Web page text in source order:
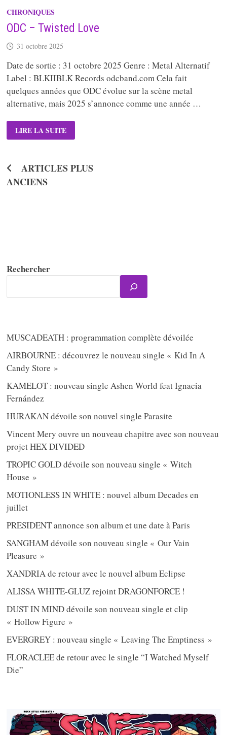
CHRONIQUES
ODC – Twisted Love
31 octobre 2025
Date de sortie : 31 octobre 2025 Genre : Metal Alternatif
Label : BLKIIBLK Records odcband.com Cela fait
quelques années que ODC évolue sur la scène metal
alternative, mais 2025 s’annonce comme une année …
ODC
–
TWISTED
LIRE LA SUITE
Navigation
des
articles
ARTICLES PLUS
ANCIENS
Rechercher
MUSCADEATH : programmation complète dévoilée
AIRBOURNE : découvrez le nouveau single « Kid In A
Candy Store »
KAMELOT : nouveau single Ashen World feat Ignacia
Fernández
HURAKAN dévoile son nouvel single Parasite
Vincent Mery ouvre un nouveau chapitre avec son nouveau
projet HEX DIVIDED
TROPIC GOLD dévoile son nouveau single « Witch
House »
MOTIONLESS IN WHITE : nouvel album Decades en
juillet
PRESIDENT annonce son album et une date à Paris
SANGHAM dévoile son nouveau single « Our Vain
Pleasure »
XANDRIA de retour avec le nouvel album Eclipse
ALISSA WHITE-GLUZ rejoint DRAGONFORCE !
DUST IN MIND dévoile son nouveau single et clip
« Hollow Figure »
EVERGREY : nouveau single « Leaving The Emptiness »
FLORACLEE de retour avec le single “I Watched Myself
Die”